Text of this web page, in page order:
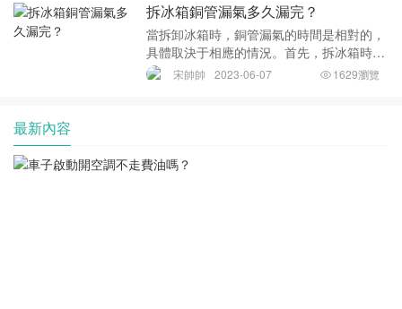
置、氣體壓力等
拆冰箱銅管漏氣多久漏完？
當拆卸冰箱時，銅管漏氣的時間是相對的，
具體取決于相應的情況。首先，拆冰箱時，
銅管的漏氣情況與銅管的質量、長度、直徑
宋帥帥 2023-06-07 1629瀏覽
最新內容